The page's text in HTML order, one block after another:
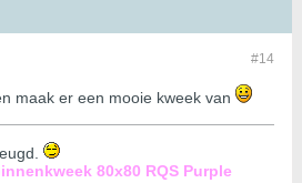
#14
maak er een mooie kweek van
80x80 RQS Purple